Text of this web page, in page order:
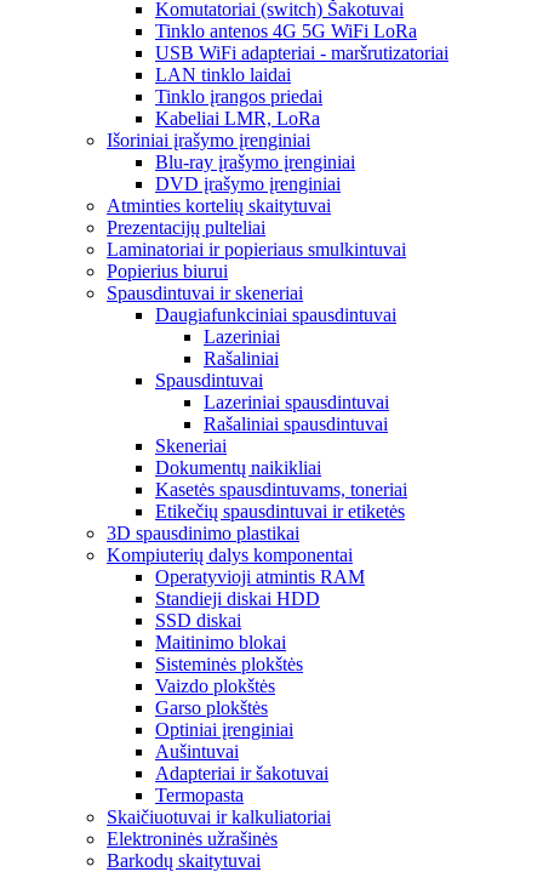
Komutatoriai (switch) Šakotuvai
Tinklo antenos 4G 5G WiFi LoRa
USB WiFi adapteriai - maršrutizatoriai
LAN tinklo laidai
Tinklo įrangos priedai
Kabeliai LMR, LoRa
Išoriniai įrašymo įrenginiai
Blu-ray įrašymo įrenginiai
DVD įrašymo įrenginiai
Atminties kortelių skaitytuvai
Prezentacijų pulteliai
Laminatoriai ir popieriaus smulkintuvai
Popierius biurui
Spausdintuvai ir skeneriai
Daugiafunkciniai spausdintuvai
Lazeriniai
Rašaliniai
Spausdintuvai
Lazeriniai spausdintuvai
Rašaliniai spausdintuvai
Skeneriai
Dokumentų naikikliai
Kasetės spausdintuvams, toneriai
Etikečių spausdintuvai ir etiketės
3D spausdinimo plastikai
Kompiuterių dalys komponentai
Operatyvioji atmintis RAM
Standieji diskai HDD
SSD diskai
Maitinimo blokai
Sisteminės plokštės
Vaizdo plokštės
Garso plokštės
Optiniai įrenginiai
Aušintuvai
Adapteriai ir šakotuvai
Termopasta
Skaičiuotuvai ir kalkuliatoriai
Elektroninės užrašinės
Barkodų skaitytuvai